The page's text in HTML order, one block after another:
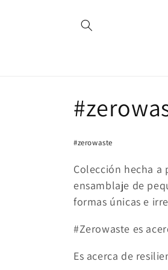
C
o
l
e
c
c
#zerowaste
Colección hecha a
ensamblaje de
formas únicas e
#Zerowaste es
Es acerca de